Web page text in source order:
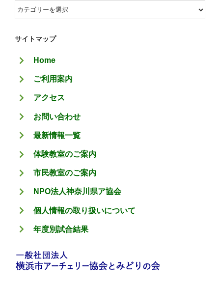
カ
テ
ゴ
ー
サイトマップ
Home
ご利用案内
アクセス
お問い合わせ
最新情報一覧
体験教室のご案内
市民教室のご案内
NPO法人神奈川県ア協会
個人情報の取り扱いについて
年度別試合結果